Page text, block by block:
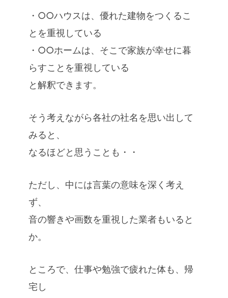
・○○ハウスは、優れた建物をつくるこ
とを重視している
・○○ホームは、そこで家族が幸せに暮
らすことを重視している
と解釈できます。
そう考えながら各社の社名を思い出して
みると、
なるほどと思うことも・・
ただし、中には言葉の意味を深く考え
ず、
音の響きや画数を重視した業者もいると
か。
ところで、仕事や勉強で疲れた体も、帰
宅し